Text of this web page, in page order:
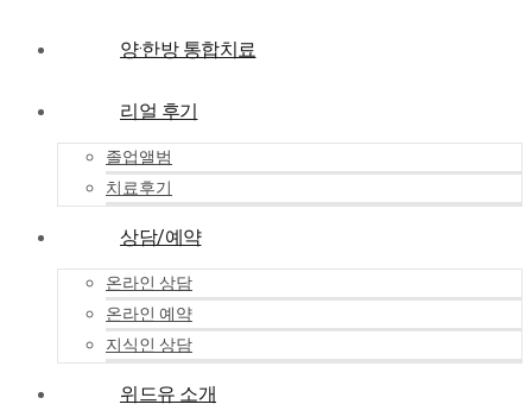
양·한방 통합치료
리얼 후기
졸업앨범
치료후기
상담/예약
온라인 상담
온라인 예약
지식인 상담
위드유 소개